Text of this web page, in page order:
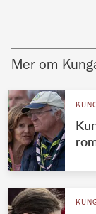
Mer om